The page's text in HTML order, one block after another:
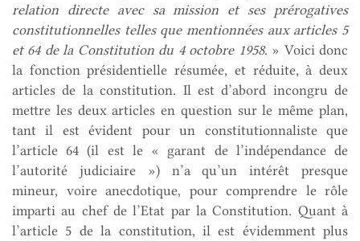
relation directe avec sa mission et ses prérogatives
constitutionnelles telles que mentionnées aux articles 5
et 64 de la Constitution du 4 octobre 1958. » Voici donc
la fonction présidentielle résumée, et réduite, à deux
articles de la constitution. Il est d’abord incongru de
mettre les deux articles en question sur le même plan,
tant il est évident pour un constitutionnaliste que
l’article 64 (il est le « garant de l’indépendance de
l’autorité judiciaire ») n’a qu’un intérêt presque
mineur, voire anecdotique, pour comprendre le rôle
imparti au chef de l’Etat par la Constitution. Quant à
l’article 5 de la constitution, il est évidemment plus